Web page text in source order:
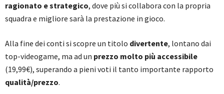
ragionato e strategico, dove più si collabora con la propria
squadra e migliore sarà la prestazione in gioco.
Alla fine dei conti si scopre un titolo divertente, lontano dai
top-videogame, ma ad un prezzo molto più accessibile
(19,99€), superando a pieni voti il tanto importante rapporto
qualità/prezzo.